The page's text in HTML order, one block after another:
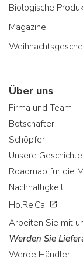
Biologische
Magazine
Über uns
Firma und Team
Botschafter
Schöpfer
Unsere Geschichte
Roadmap für die
Nachhaltigkeit
Ho.Re.Ca.
Arbeiten Sie mit
Werden Sie
Werde Händler